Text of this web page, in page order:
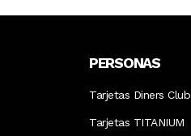
PERSONAS
Tarjetas Diners Club
Tarjetas TITANIUM